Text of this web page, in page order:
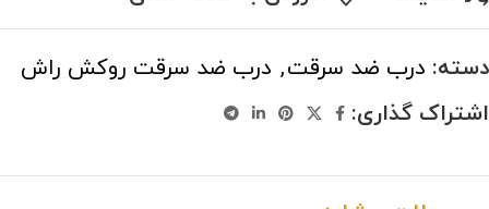
دسته: درب ضد سرقت, درب ضد سرقت روکش راش
اشتراک گذاری: